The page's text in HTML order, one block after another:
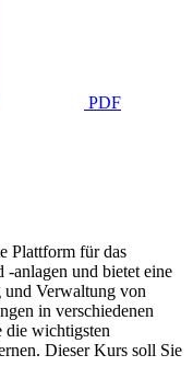
PDF
Plattform für das
anlagen und bietet eine
und Verwaltung von
in verschiedenen
die wichtigsten
Dieser Kurs soll Sie